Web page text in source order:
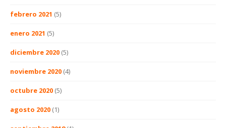
febrero 2021 (5)
enero 2021 (5)
diciembre 2020 (5)
noviembre 2020 (4)
octubre 2020 (5)
agosto 2020 (1)